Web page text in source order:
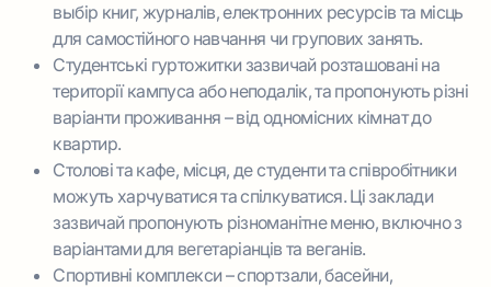
выбір книг, журналів, електронних ресурсів та місць
для самостійного навчання чи групових занять.
Студентські гуртожитки зазвичай розташовані на
території кампуса або неподалік, та пропонують різні
варіанти проживання – від одномісних кімнат до
квартир.
Столові та кафе, місця, де студенти та співробітники
можуть харчуватися та спілкуватися. Ці заклади
зазвичай пропонують різноманітне меню, включно з
варіантами для вегетаріанців та веганів.
Спортивні комплекси – спортзали, басейни,